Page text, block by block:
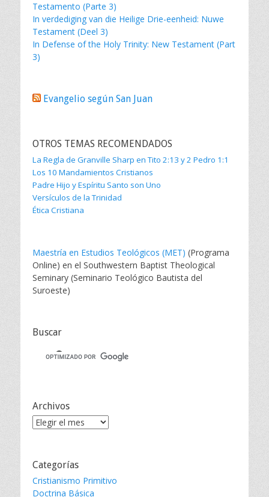
Testamento (Parte 3)
In verdediging van die Heilige Drie-eenheid: Nuwe
Testament (Deel 3)
In Defense of the Holy Trinity: New Testament (Part
3)
Evangelio según San Juan
OTROS TEMAS RECOMENDADOS
La Regla de Granville Sharp en Tito 2:13 y 2 Pedro 1:1
Los 10 Mandamientos Cristianos
Padre Hijo y Espíritu Santo son Uno
Versículos de la Trinidad
Ética Cristiana
Maestría en Estudios Teológicos (MET) (Programa
Online) en el Southwestern Baptist Theological
Seminary (Seminario Teológico Bautista del
Suroeste)
Buscar
Archivos
Archivos
Categorías
Cristianismo Primitivo
Doctrina Básica